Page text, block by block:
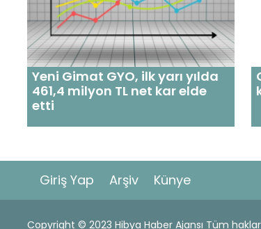
Yeni Gimat GYO, ilk yarı yılda
461,4 milyon TL net kar elde
etti
Giriş Yap Arşiv Künye
Copyright © 2023 Hibya Haber Ajansı Tüm